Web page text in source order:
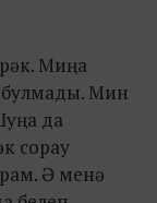
Миңа
Мин
да
сорау
Ә менә